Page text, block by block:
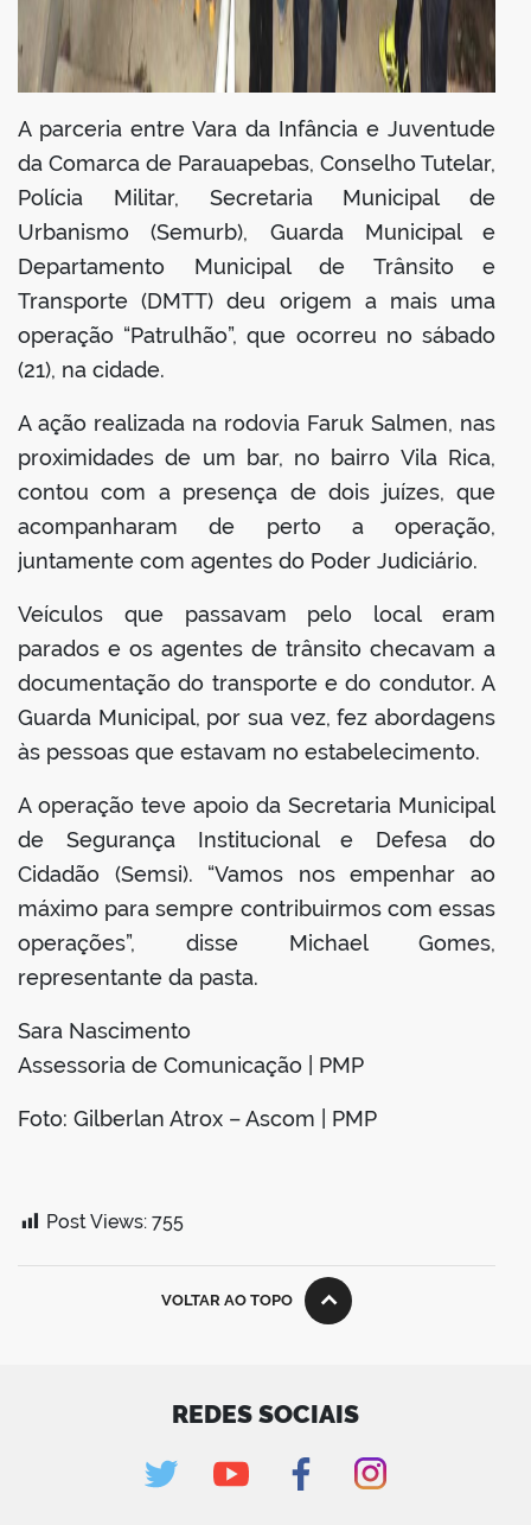
A parceria entre Vara da Infância e Juventude
da Comarca de Parauapebas, Conselho Tutelar,
Polícia Militar, Secretaria Municipal de
Urbanismo (Semurb), Guarda Municipal e
Departamento Municipal de Trânsito e
Transporte (DMTT) deu origem a mais uma
operação “Patrulhão”, que ocorreu no sábado
(21), na cidade.
A ação realizada na rodovia Faruk Salmen, nas
proximidades de um bar, no bairro Vila Rica,
contou com a presença de dois juízes, que
acompanharam de perto a operação,
juntamente com agentes do Poder Judiciário.
Veículos que passavam pelo local eram
parados e os agentes de trânsito checavam a
documentação do transporte e do condutor. A
Guarda Municipal, por sua vez, fez abordagens
às pessoas que estavam no estabelecimento.
A operação teve apoio da Secretaria Municipal
de Segurança Institucional e Defesa do
Cidadão (Semsi). “Vamos nos empenhar ao
máximo para sempre contribuirmos com essas
operações”, disse Michael Gomes,
representante da pasta.
Sara Nascimento
Assessoria de Comunicação | PMP
Foto: Gilberlan Atrox – Ascom | PMP
Post Views: 755
VOLTAR AO TOPO
REDES SOCIAIS